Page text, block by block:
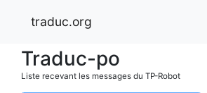
traduc.org
Traduc-po
Liste recevant les messages du TP-Robot